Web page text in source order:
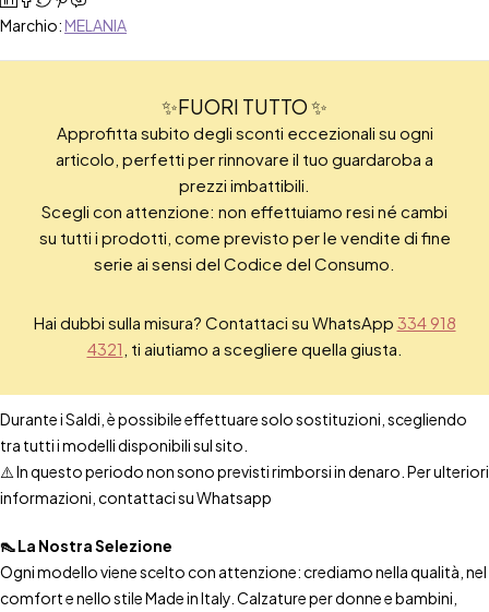
Marchio: MELANIA
✨FUORI TUTTO ✨
Approfitta subito degli sconti eccezionali su ogni
articolo, perfetti per rinnovare il tuo guardaroba a
prezzi imbattibili.
Scegli con attenzione: non effettuiamo resi né cambi
su tutti i prodotti, come previsto per le vendite di fine
serie ai sensi del Codice del Consumo.
Hai dubbi sulla misura? Contattaci su WhatsApp 334 918
4321 , ti aiutiamo a scegliere quella giusta.
Durante i Saldi, è possibile effettuare solo sostituzioni, scegliendo
tra tutti i modelli disponibili sul sito.
⚠️ In questo periodo non sono previsti rimborsi in denaro. Per ulteriori
informazioni, contattaci su Whatsapp
👠 La Nostra Selezione
Ogni modello viene scelto con attenzione: crediamo nella qualità, nel
comfort e nello stile Made in Italy. Calzature per donne e bambini,